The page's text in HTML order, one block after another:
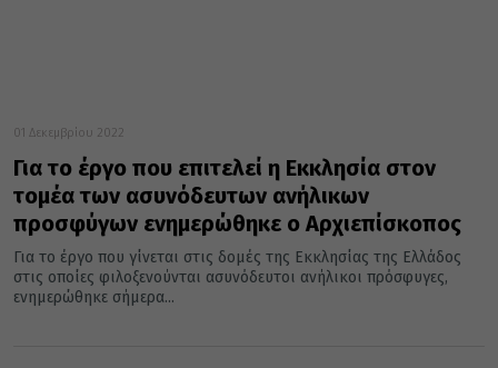
01 Δεκεμβρίου 2022
Για το έργο που επιτελεί η Εκκλησία στον
τομέα των ασυνόδευτων ανήλικων
προσφύγων ενημερώθηκε ο Αρχιεπίσκοπος
Για το έργο που γίνεται στις δομές της Εκκλησίας της Ελλάδος
στις οποίες φιλοξενούνται ασυνόδευτοι ανήλικοι πρόσφυγες,
ενημερώθηκε σήμερα...